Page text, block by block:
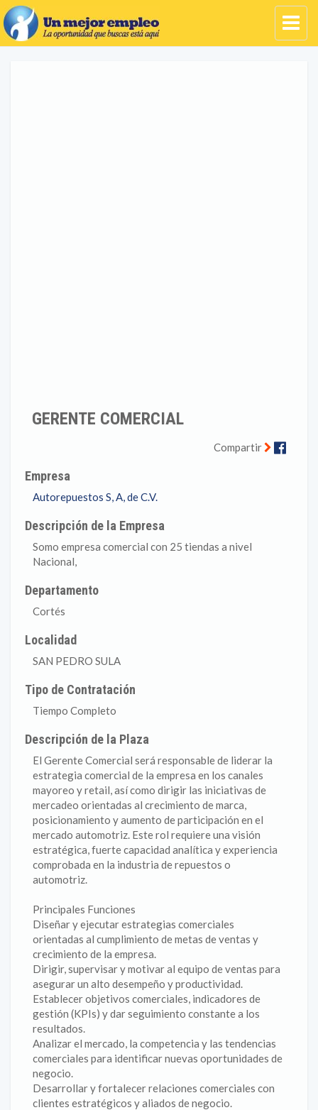
GERENTE COMERCIAL
Compartir
Empresa
Autorepuestos S, A, de C.V.
Descripción de la Empresa
Somo empresa comercial con 25 tiendas a nivel
Nacional,
Departamento
Cortés
Localidad
SAN PEDRO SULA
Tipo de Contratación
Tiempo Completo
Descripción de la Plaza
El Gerente Comercial será responsable de liderar la
estrategia comercial de la empresa en los canales
mayoreo y retail, así como dirigir las iniciativas de
mercadeo orientadas al crecimiento de marca,
posicionamiento y aumento de participación en el
mercado automotriz. Este rol requiere una visión
estratégica, fuerte capacidad analítica y experiencia
comprobada en la industria de repuestos o
automotriz.
Principales Funciones
Diseñar y ejecutar estrategias comerciales
orientadas al cumplimiento de metas de ventas y
crecimiento de la empresa.
Dirigir, supervisar y motivar al equipo de ventas para
asegurar un alto desempeño y productividad.
Establecer objetivos comerciales, indicadores de
gestión (KPIs) y dar seguimiento constante a los
resultados.
Analizar el mercado, la competencia y las tendencias
comerciales para identificar nuevas oportunidades de
negocio.
Desarrollar y fortalecer relaciones comerciales con
clientes estratégicos y aliados de negocio.